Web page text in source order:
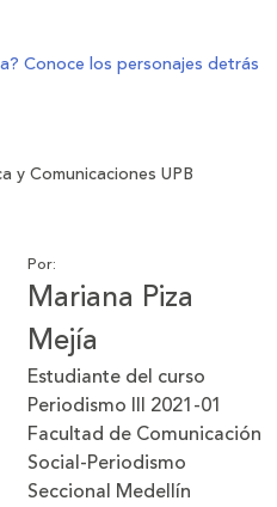
Conoce los personajes detrás
y Comunicaciones UPB
Por:
Mariana Piza
Mejía
Estudiante del curso
Periodismo III 2021-01
Facultad de Comunicación
Social-Periodismo
Seccional Medellín